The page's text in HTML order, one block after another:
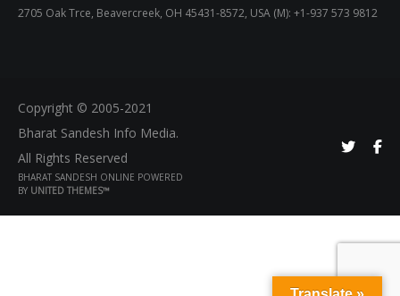
2705 Oak Trce, Beavercreek, OH 45431-8572, USA (M): +1-937 573 9812
Copyright © 2005-2021
Bharat Sandesh Info Media.
All Rights Reserved
BHARAT SANDESH ONLINE POWERED
BY UNITED THEMES™